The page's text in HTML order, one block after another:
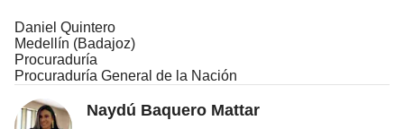
Daniel Quintero
Medellín (Badajoz)
Procuraduría
Procuraduría General de la Nación
Naydú Baquero Mattar